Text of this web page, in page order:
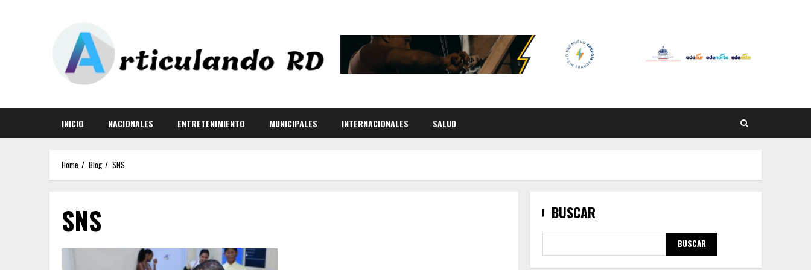
INICIO NACIONALES ENTRETENIMIENTO MUNICIPALES INTERNACIONALES SALUD
Home Blog SNS
SNS BUSCAR
BUSCAR